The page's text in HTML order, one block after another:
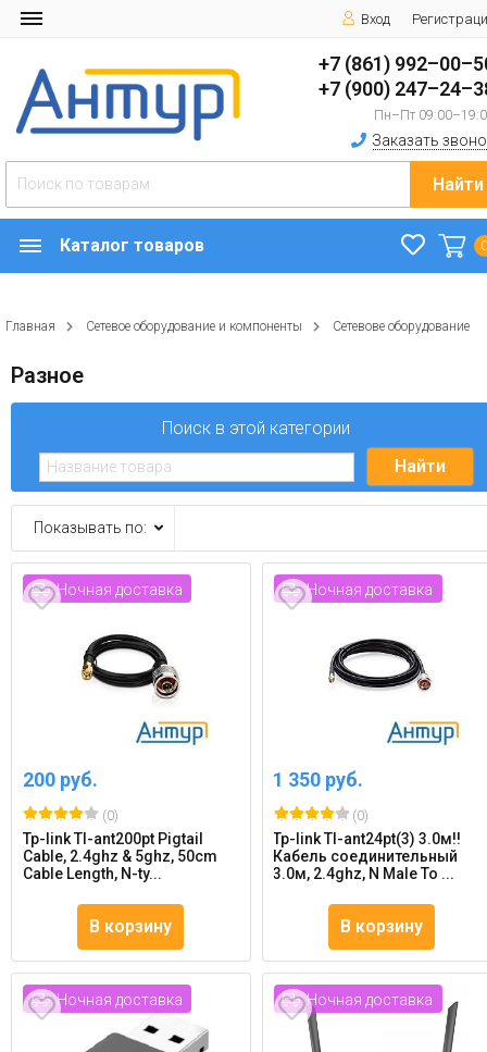
Вход
+7 (861)
+7 (900)
Пн–Пт
Заказать
Найти
Каталог товаров
Главная Сетевое оборудование и компоненты Сетевове оборудование
Разное
Поиск в этой категории
Показывать по:
Ночная доставка
200 руб.
(0)
Tp-link Tl-ant200pt Pigtail
Cable, 2.4ghz & 5ghz, 50cm
Cable Length, N-ty...
В корзину
Ночная доставка
1 350 руб.
(0)
Tp-link Tl-ant24pt(3) 3.0м!!
Кабель соединительный
3.0м, 2.4ghz, N Male To ...
В корзину
Ночная доставка Ночная доставка